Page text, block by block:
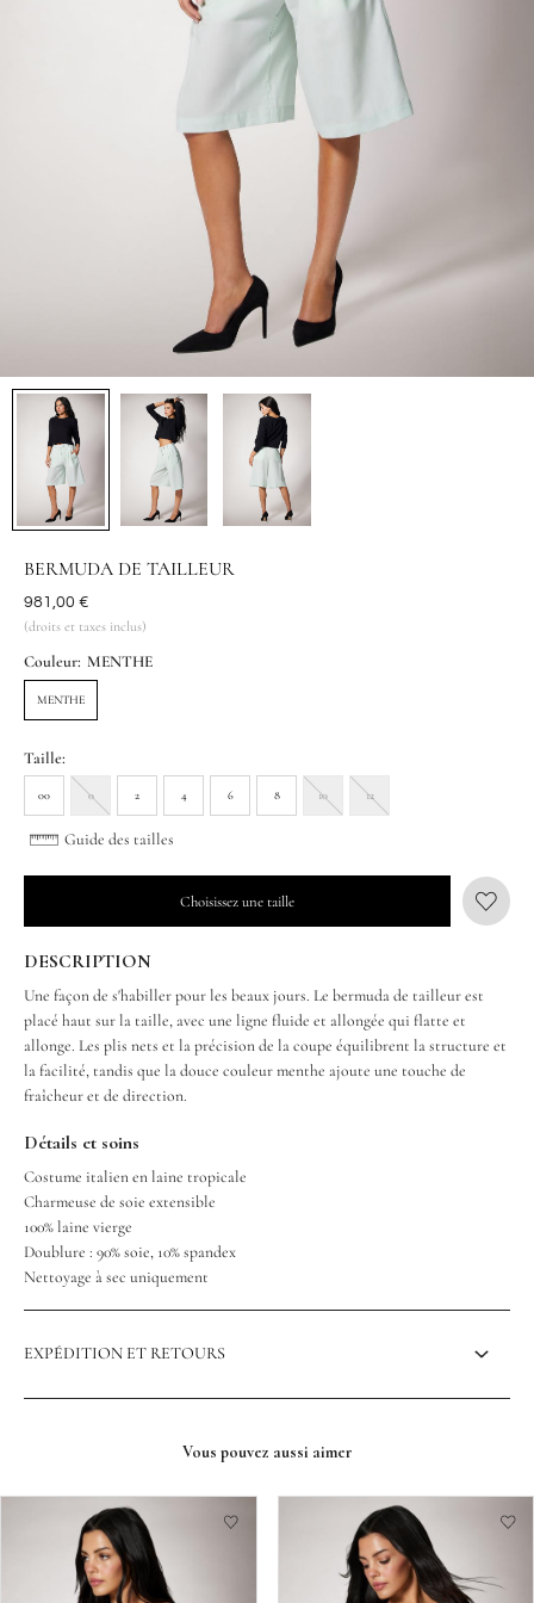
BERMUDA DE TAILLEUR
Était
981,00 €
(droits et taxes inclus)
Couleur: MENTHE
MENTHE
Taille:
00 0 2 4 6 8 10 12
Guide des tailles
Choisissez une taille
DESCRIPTION
Une façon de s'habiller pour les beaux jours. Le bermuda de tailleur est
placé haut sur la taille, avec une ligne fluide et allongée qui flatte et
allonge. Les plis nets et la précision de la coupe équilibrent la structure et
la facilité, tandis que la douce couleur menthe ajoute une touche de
fraîcheur et de direction.
Détails et soins
Costume italien en laine tropicale
Charmeuse de soie extensible
100% laine vierge
Doublure : 90% soie, 10% spandex
Nettoyage à sec uniquement
EXPÉDITION ET RETOURS
Vous pouvez aussi aimer